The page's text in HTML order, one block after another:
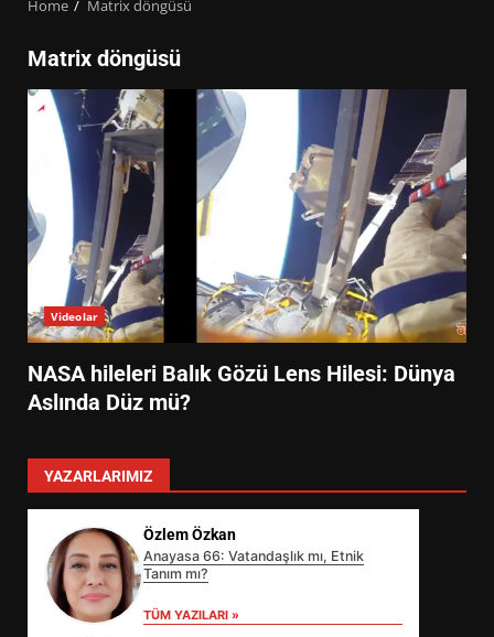
Home Matrix döngüsü
Matrix döngüsü
Videolar
NASA hileleri Balık Gözü Lens Hilesi: Dünya
Aslında Düz mü?
YAZARLARIMIZ
Özlem Özkan
Anayasa 66: Vatandaşlık mı, Etnik
Tanım mı?
TÜM YAZILARI »